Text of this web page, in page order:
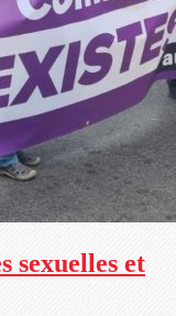
sexuelles et